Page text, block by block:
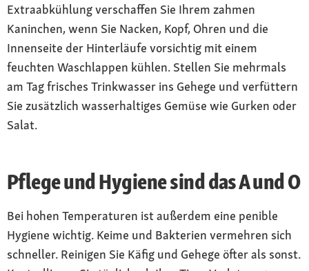
Extraabkühlung verschaffen Sie Ihrem zahmen
Kaninchen, wenn Sie Nacken, Kopf, Ohren und die
Innenseite der Hinterläufe vorsichtig mit einem
feuchten Waschlappen kühlen. Stellen Sie mehrmals
am Tag frisches Trinkwasser ins Gehege und verfüttern
Sie zusätzlich wasserhaltiges Gemüse wie Gurken oder
Salat.
Pflege und Hygiene sind das A und O
Bei hohen Temperaturen ist außerdem eine penible
Hygiene wichtig. Keime und Bakterien vermehren sich
schneller. Reinigen Sie Käfig und Gehege öfter als sonst.